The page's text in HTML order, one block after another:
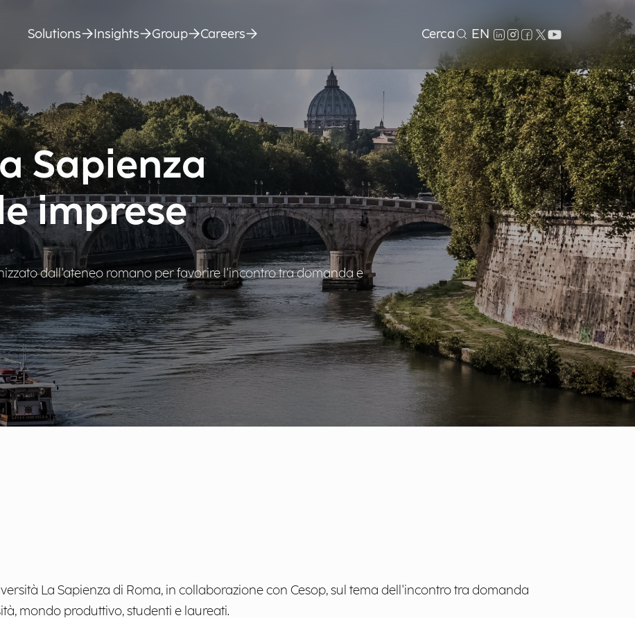
Sapienza
imprese
dall'ateneo romano per favorire l'incontro tra domanda e
La Sapienza di Roma, in collaborazione con Cesop, sul tema dell'incontro tra domanda
mondo produttivo, studenti e laureati.
Solutions Insights Group Careers Cerca EN